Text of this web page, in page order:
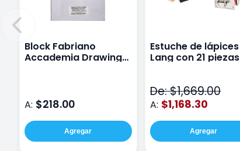
Block Fabriano
Accademia Drawing
A: $218.00
Agregar
Estuche de lápices
Lang con 21 piezas
De: $1,669.00
A: $1,168.30
Agregar